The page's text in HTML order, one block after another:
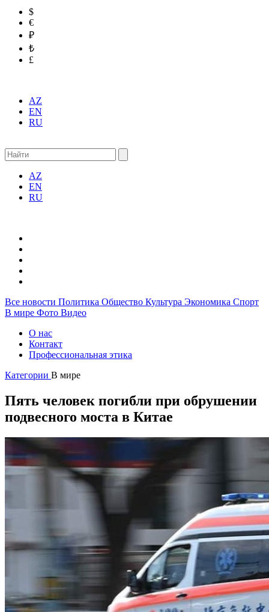
$
€
₽
₺
£
AZ
EN
RU
AZ
EN
RU
Все новости Политика Общество Культура Экономика Спорт
В мире Фото Видео
О нас
Контакт
Профессиональная этика
Категории В мире
Пять человек погибли при обрушении
подвесного моста в Китае